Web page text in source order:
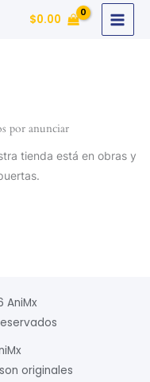
$0.00
por anunciar
tienda está en obras y
originales